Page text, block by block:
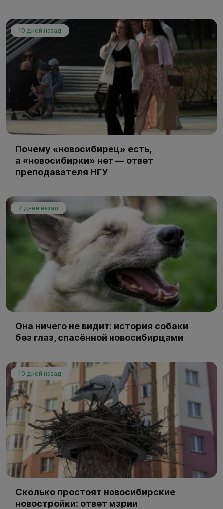
10 дней назад
Почему «новосибирец» есть,
а «новосибирки» нет — ответ
преподавателя НГУ
7 дней назад
Она ничего не видит: история собаки
без глаз, спасённой новосибирцами
10 дней назад
Сколько простоят новосибирские
новостройки: ответ мэрии